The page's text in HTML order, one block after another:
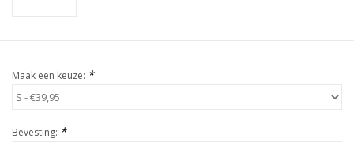
Maak een keuze: *
Bevesting: *